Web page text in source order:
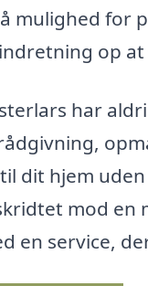
mulighed for
op
har
dit hjem
mod
en service,